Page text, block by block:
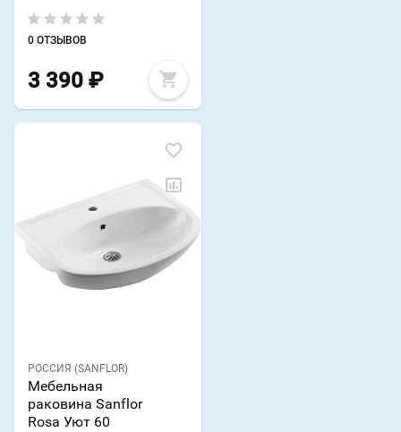
0 ОТЗЫВОВ
3 390 ₽
РОССИЯ (SANFLOR)
Мебельная
раковина Sanflor
Rosa Уют 60